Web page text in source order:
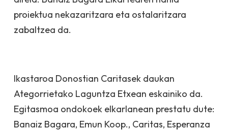
proiektua nekazaritzara eta ostalaritzara
zabaltzea da.
Ikastaroa Donostian Caritasek daukan
Ategorrietako Laguntza Etxean eskainiko da.
Egitasmoa ondokoek elkarlanean prestatu dute:
Banaiz Bagara, Emun Koop., Caritas, Esperanza